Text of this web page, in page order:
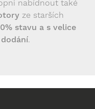
nabídnout také
ze starších
stavu a s velice
.